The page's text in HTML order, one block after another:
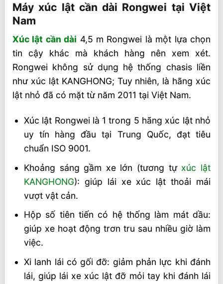
Máy xúc lật cần dài Rongwei tại Việt
Nam
Xúc lật cần dài 4,5 m Rongwei là một lựa chọn
tin cậy khác mà khách hàng nên xem xét.
Rongwei không sử dụng hệ thống chasis liền
như xúc lật KANGHONG; Tuy nhiên, là hãng xúc
lật nhỏ đã có mặt từ năm 2011 tại Việt Nam.
Xúc lật Rongwei là 1 trong 5 hãng xúc lật nhỏ
uy tín hàng đầu tại Trung Quốc, đạt tiêu
chuẩn ISO 9001.
Khoảng sáng gầm xe lớn (tương tự xúc lật
KANGHONG): giúp lái xe xúc lật thoải mái
vượt vật cản.
Hộp số tiên tiến có hệ thống làm mát dầu:
giúp xe hoạt động trơn tru sau nhiều giờ làm
việc.
Xi lanh lái có gối đỡ: giảm phản lực khi đánh
lái, giúp lái xe xúc lật đỡ mỏi tay khi đánh lái